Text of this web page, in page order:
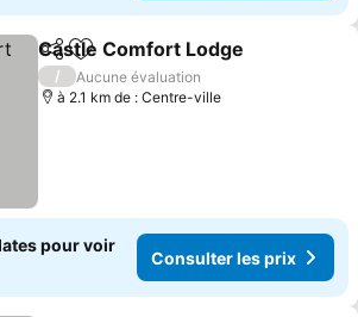
PartagerAjouter à mes favoris
Castle Comfort Lodge
/
Aucune évaluation
à 2.1 km de : Centre-ville
pour voir
Consulter les prix